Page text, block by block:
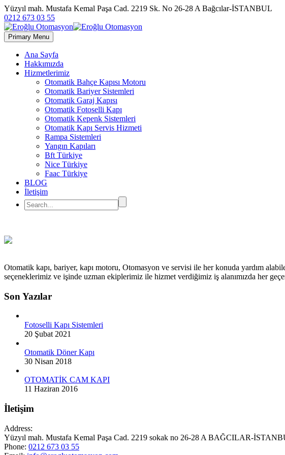
Yüzyıl mah. Mustafa Kemal Paşa Cad. 2219 Sk. No 26-28 A Bağcılar-İSTANBUL
0212 673 03 55
Primary Menu
Ana Sayfa
Hakkımızda
Hizmetlerimiz
Otomatik Bahçe Kapısı Motoru
Otomatik Bariyer Sistemleri
Otomatik Garaj Kapısı
Otomatik Fotoselli Kapı
Otomatik Kepenk Sistemleri
Otomatik Kapı Servis Hizmeti
Rampa Sistemleri
Yangın Kapıları
Bft Türkiye
Nice Türkiye
Faac Türkiye
BLOG
İletişim
Otomatik kapı, bariyer, kapı motoru, Otomasyon ve servisi ile her konuda yardım
seçeneklerimiz ve işinde uzman ekiplerimiz ile hizmet verdiğimiz iş alanımızda her
Son Yazılar
Fotoselli Kapı Sistemleri
20 Şubat 2021
Otomatik Döner Kapı
30 Nisan 2018
OTOMATİK CAM KAPI
11 Haziran 2016
İletişim
Address:
Yüzyıl mah. Mustafa Kemal Paşa Cad. 2219 sokak no 26-28 A BAĞCILAR-
Phone: 0212 673 03 55